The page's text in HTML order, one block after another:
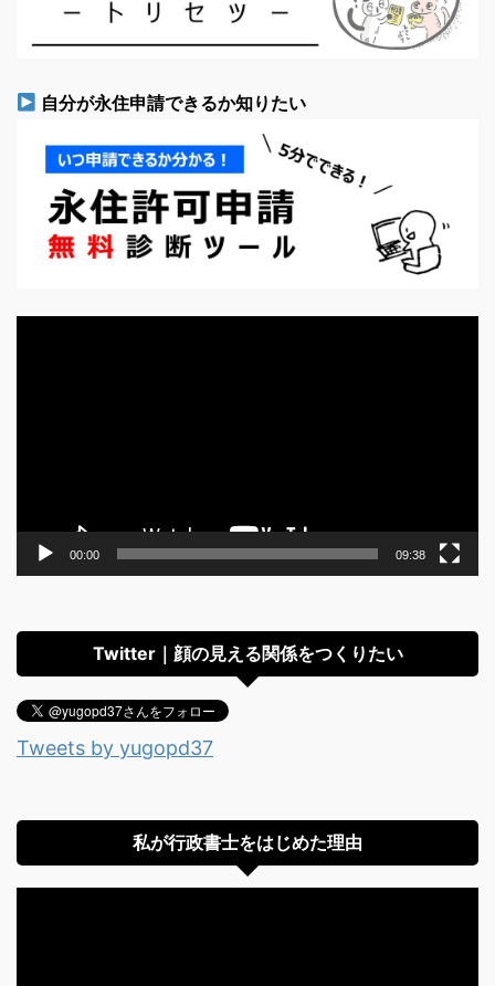
自分が永住申請できるか知りたい
00:00 09:38
Twitter｜顔の見える関係をつくりたい
Tweets by yugopd37
私が行政書士をはじめた理由